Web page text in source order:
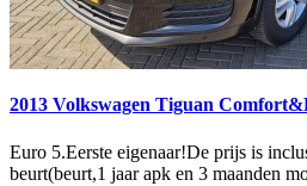
2013 Volkswagen Tiguan
Euro 5.Eerste eigenaar!De prijs is
beurt(beurt,1 jaar apk en 3 maanden